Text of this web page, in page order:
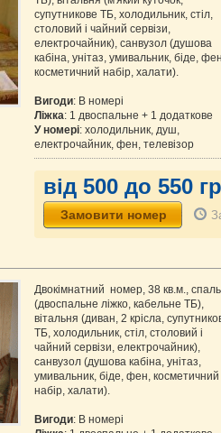
супутникове ТБ, холодильник, стіл,
столовий і чайний сервізи,
електрочайник), санвузол (душова
кабіна, унітаз, умивальник, біде,
косметичний набір, халати).
Вигоди: В номері
Ліжка: 1 двоспальне + 1 додаткове
У номері: холодильник, душ,
електрочайник, фен, телевізор
від 500 до 550
Двокімнатний номер, 38 кв.м.,
(двоспальне ліжко, кабельне ТБ),
вітальня (диван, 2 крісла,
ТБ, холодильник, стіл, столовий і
чайний сервізи, електрочайник),
санвузол (душова кабіна, унітаз,
умивальник, біде, фен, косметичний
набір, халати).
Вигоди: В номері